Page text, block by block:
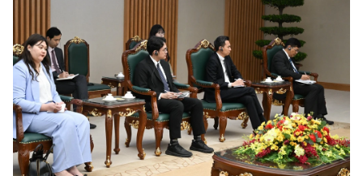
ĐỌC BÁO IN
ENGLISH
中文